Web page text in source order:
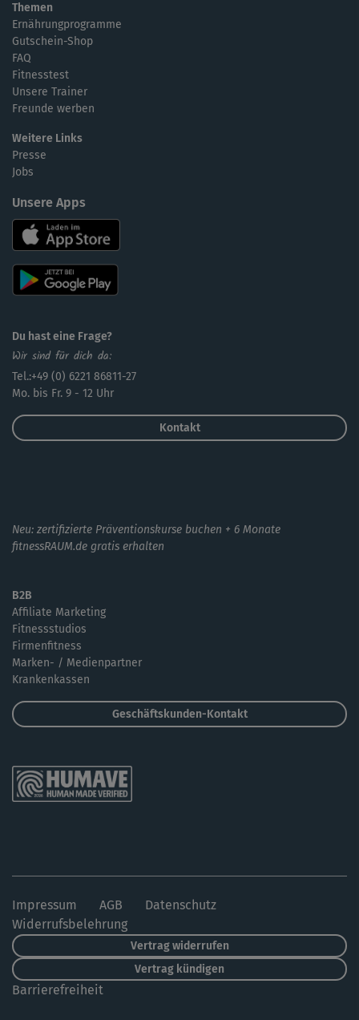
Themen
Ernährungprogramme
Gutschein-Shop
FAQ
Fitnesstest
Unsere Trainer
Freunde werben
Weitere Links
Presse
Jobs
Unsere Apps
Du hast eine Frage?
Wir sind für dich da:
Tel.:+49 (0) 6221 86811-27
Mo. bis Fr. 9 - 12 Uhr
Kontakt
Neu: zertifizierte Präventionskurse buchen + 6 Monate
fitnessRAUM.de gratis erhalten
B2B
Affiliate Marketing
Fitnessstudios
Firmenfitness
Marken- / Medienpartner
Krankenkassen
Geschäftskunden-Kontakt
Impressum AGB
Datenschutz
Widerrufsbelehrung
Vertrag widerrufen
Vertrag kündigen
Barrierefreiheit